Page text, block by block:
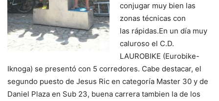
conjugar muy bien las
zonas técnicas con
las rápidas.En un día muy
caluroso el C.D.
LAUROBIKE (Eurobike-
Iknoga) se presentó con 5 corredores. Cabe destacar, el
segundo puesto de Jesus Ric en categoría Master 30 y de
Daniel Plaza en Sub 23, buena carrera tambien la de los